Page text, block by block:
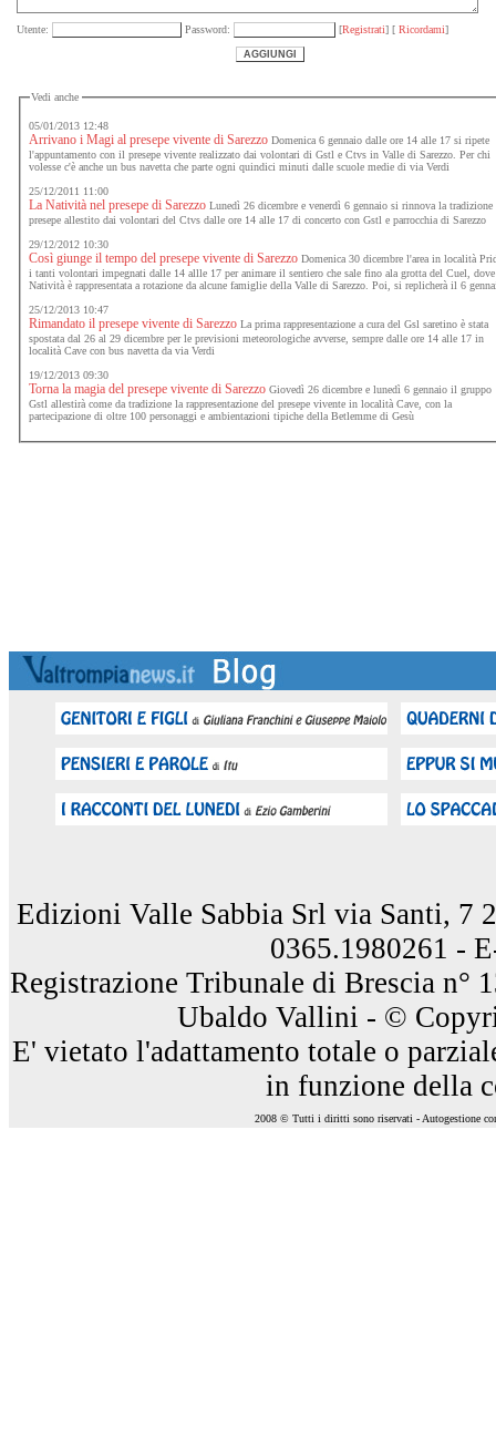
Utente: Password: [Registrati] [ Ricordami]
Vedi anche
05/01/2013 12:48
Arrivano i Magi al presepe vivente di Sarezzo Domenica 6 gennaio dalle ore 14 alle 17 si ripete
l'appuntamento con il presepe vivente realizzato dai volontari di Gstl e Ctvs in Valle di Sarezzo. Per chi
volesse c'è anche un bus navetta che parte ogni quindici minuti dalle scuole medie di via Verdi
25/12/2011 11:00
La Natività nel presepe di Sarezzo Lunedì 26 dicembre e venerdì 6 gennaio si rinnova la tradizione
presepe allestito dai volontari del Ctvs dalle ore 14 alle 17 di concerto con Gstl e parrocchia di Sarezzo
29/12/2012 10:30
Così giunge il tempo del presepe vivente di Sarezzo Domenica 30 dicembre l'area in località
i tanti volontari impegnati dalle 14 allle 17 per animare il sentiero che sale fino ala grotta del Cuel,
Natività è rappresentata a rotazione da alcune famiglie della Valle di Sarezzo. Poi, si replicherà il 6
25/12/2013 10:47
Rimandato il presepe vivente di Sarezzo La prima rappresentazione a cura del Gsl saretino è stata
spostata dal 26 al 29 dicembre per le previsioni meteorologiche avverse, sempre dalle ore 14 alle 17 in
località Cave con bus navetta da via Verdi
19/12/2013 09:30
Torna la magia del presepe vivente di Sarezzo Giovedì 26 dicembre e lunedì 6 gennaio il gruppo
Gstl allestirà come da tradizione la rappresentazione del presepe vivente in località Cave, con la
partecipazione di oltre 100 personaggi e ambientazioni tipiche della Betlemme di Gesù
Edizioni Valle Sabbia Srl via Santi, 7
0365.1980261 -
Registrazione Tribunale di Brescia n°
Ubaldo Vallini - ©
E' vietato l'adattamento totale o
in funzione della
2008 © Tutti i diritti sono riservati - Autogestione